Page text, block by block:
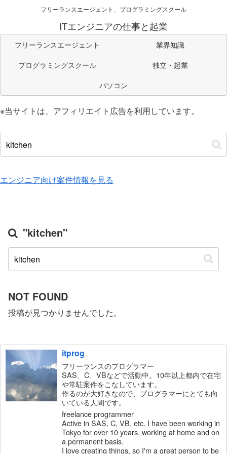
フリーランスエージェント、プログラミングスクール
ITエンジニアの仕事と起業
フリーランスエージェント
業界知識
プログラミングスクール
独立・起業
パソコン
※当サイトは、アフィリエイト広告を利用しています。
エンジニア向け案件情報を見る
"kitchen"
NOT FOUND
投稿が見つかりませんでした。
itprog
フリーランスのプログラマー
SAS、C、VBなどで活動中。10年以上都内で在宅
や常駐案件をこなしています。
作るのが大好きなので、プログラマーにとても向
いている人間です。
freelance programmer
Active in SAS, C, VB, etc. I have been working in
Tokyo for over 10 years, working at home and on
a permanent basis.
I love creating things, so I'm a great person to be